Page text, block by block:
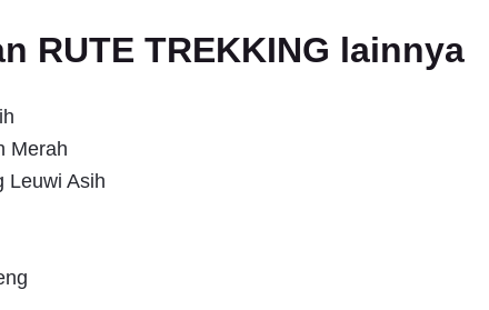
RUTE TREKKING lainnya
Merah
Leuwi Asih